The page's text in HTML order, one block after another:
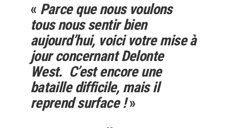
« Parce que nous voulons
tous nous sentir bien
aujourd’hui, voici votre mise à
jour concernant Delonte
West. C’est encore une
bataille difficile, mais il
reprend surface !»